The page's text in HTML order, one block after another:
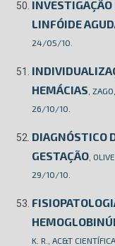
LINFÓIDE
24/05/10.
HEMÁCIAS ,
26/10/10.
DIAGNÓSTICO
GESTAÇÃO ,
29/10/10.
K. R., AC&T